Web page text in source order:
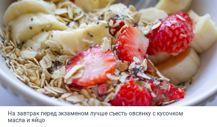
На завтрак перед экзаменом лучше съесть овсянку с кусочком
масла и яйцо